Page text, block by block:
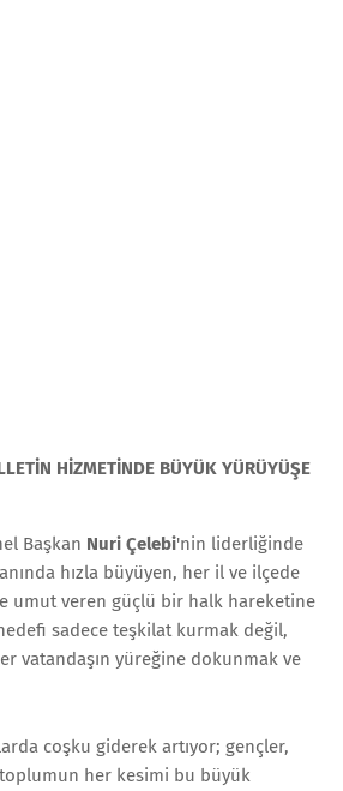
HİZMETİNDE BÜYÜK YÜRÜYÜŞE
Başkan Nuri Çelebi'nin liderliğinde
hızla büyüyen, her il ve ilçede
umut veren güçlü bir halk hareketine
sadece teşkilat kurmak değil,
vatandaşın yüreğine dokunmak ve
coşku giderek artıyor; gençler,
her kesimi bu büyük